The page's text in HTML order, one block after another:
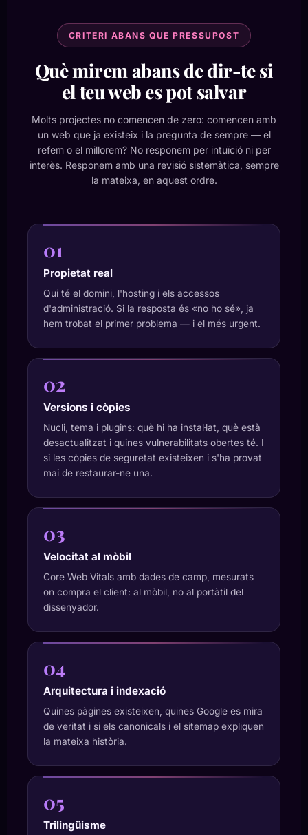
CRITERI ABANS QUE PRESSUPOST
Què mirem abans de dir-te si
el teu web es pot salvar
Molts projectes no comencen de zero: comencen amb
un web que ja existeix i la pregunta de sempre — el
refem o el millorem? No responem per intuïció ni per
interès. Responem amb una revisió sistemàtica, sempre
la mateixa, en aquest ordre.
01
Propietat real
Qui té el domini, l'hosting i els accessos
d'administració. Si la resposta és «no ho sé», ja
hem trobat el primer problema — i el més urgent.
02
Versions i còpies
Nucli, tema i plugins: què hi ha instal·lat, què està
desactualitzat i quines vulnerabilitats obertes té. I
si les còpies de seguretat existeixen i s'ha provat
mai de restaurar-ne una.
03
Velocitat al mòbil
Core Web Vitals amb dades de camp, mesurats
on compra el client: al mòbil, no al portàtil del
dissenyador.
04
Arquitectura i indexació
Quines pàgines existeixen, quines Google es mira
de veritat i si els canonicals i el sitemap expliquen
la mateixa història.
05
Trilingüisme